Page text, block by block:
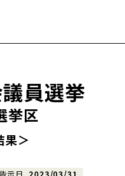
員選挙
挙区
果＞